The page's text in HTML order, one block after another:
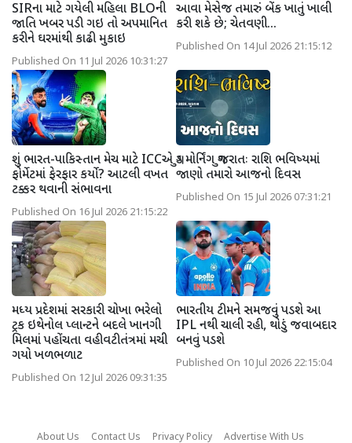
SIRના માટે ગયેલી મહિલા BLOની
જાતિ ખબર પડી ગઇ તો અપમાનિત
કરીને ઘરમાંથી કાઢી મુકાઇ
Published On 11 Jul 2026 10:31:27
આવા મેસેજ તમારું બેંક ખાતું ખાલી
કરી શકે છે; ચેતવણી...
Published On 14 Jul 2026 21:15:12
શું ભારત-પાકિસ્તાન મેચ માટે ICCએ
ફોર્મેટમાં ફેરફાર કર્યો? આટલી વખત
ટક્કર થવાની સંભાવના
Published On 16 Jul 2026 21:15:22
ગુડ મોર્નિંગ ગુજરાતઃ રાશિ ભવિષ્યમાં
જાણો તમારો આજનો દિવસ
Published On 15 Jul 2026 07:31:21
મધ્ય પ્રદેશમાં સરકારી ચોખા ભરેલો
ટ્રક ઇથેનોલ પ્લાન્ટને બદલે ખાનગી
મિલમાં પહોંચતા વહીવટીતંત્રમાં મચી
ગયો ખળભળાટ
Published On 12 Jul 2026 09:31:35
ભારતીય ટીમને સમજવું પડશે આ
IPL નથી ચાલી રહી, થોડું જવાબદાર
બનવું પડશે
Published On 10 Jul 2026 22:15:04
About Us Contact Us Privacy Policy Advertise With Us